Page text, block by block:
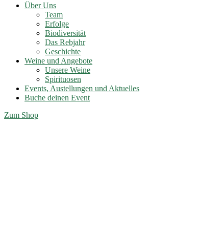
Über Uns
Team
Erfolge
Biodiversität
Das Rebjahr
Geschichte
Weine und Angebote
Unsere Weine
Spirituosen
Events, Austellungen und Aktuelles
Buche deinen Event
Zum Shop